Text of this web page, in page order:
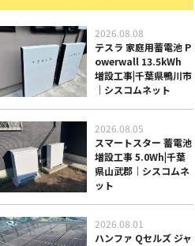
2026.08.08
テスラ 家庭用蓄電池 P
owerwall 13.5kWh
増設工事|千葉県鴨川市
｜シスコムネット
2026.08.05
スマートスター 蓄電池
増設工事 5.0Wh|千葉
県山武郡｜シスコムネ
ット
2026.08.01
ハンファ Qセルズ ジャ